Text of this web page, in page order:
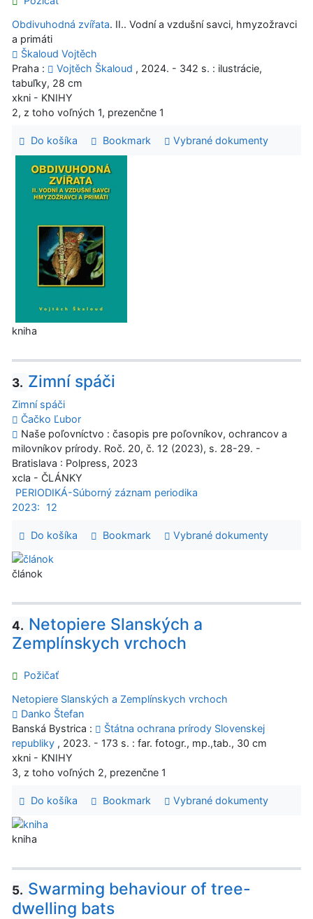
Obdivuhodná zvířata. II.. Vodní a vzdušní savci, hmyzožravci
a primáti
Škaloud Vojtěch
Praha :
Vojtěch Škaloud , 2024. - 342 s. : ilustrácie,
tabuľky, 28 cm
xkni - KNIHY
2, z toho voľných 1, prezenčne 1
Do košíka Bookmark Vybrané dokumenty
kniha
3. Zimní spáči
Zimní spáči
Čačko Ľubor
Naše poľovníctvo : časopis pre poľovníkov, ochrancov a
milovníkov prírody. Roč. 20, č. 12 (2023), s. 28-29. -
Bratislava : Polpress, 2023
xcla - ČLÁNKY
PERIODIKÁ-Súborný záznam periodika
2023:
12
Do košíka Bookmark Vybrané dokumenty
článok
4. Netopiere Slanských a
Zemplínskych vrchoch
Požičať
Netopiere Slanských a Zemplínskych vrchoch
Danko Štefan
Banská Bystrica :
Štátna ochrana prírody Slovenskej
republiky , 2023. - 173 s. : far. fotogr., mp.,tab., 30 cm
xkni - KNIHY
3, z toho voľných 2, prezenčne 1
Do košíka Bookmark Vybrané dokumenty
kniha
5. Swarming behaviour of tree-
dwelling bats